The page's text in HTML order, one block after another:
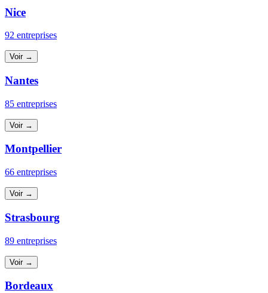
Nice
92 entreprises
Voir →
Nantes
85 entreprises
Voir →
Montpellier
66 entreprises
Voir →
Strasbourg
89 entreprises
Voir →
Bordeaux